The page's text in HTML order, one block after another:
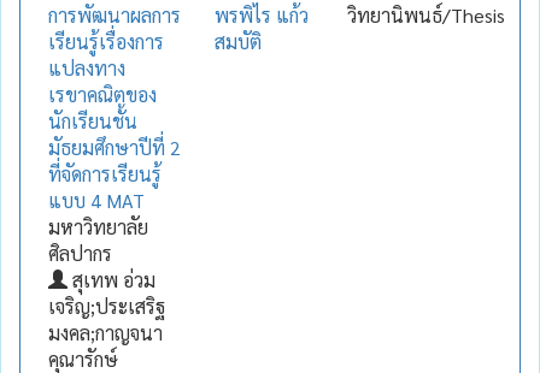
การพัฒนาผลการ
เรียนรู้เรื่องการ
แปลงทาง
เรขาคณิตของ
นักเรียนชั้น
มัธยมศึกษาปีที่ 2
ที่จัดการเรียนรู้
แบบ 4 MAT
มหาวิทยาลัย
ศิลปากร
สุเทพ อ่วม
เจริญ;ประเสริฐ
มงคล;กาญจนา
คุณารักษ์
พรพิไร แก้ว
สมบัติ
วิทยานิพนธ์/Thesis